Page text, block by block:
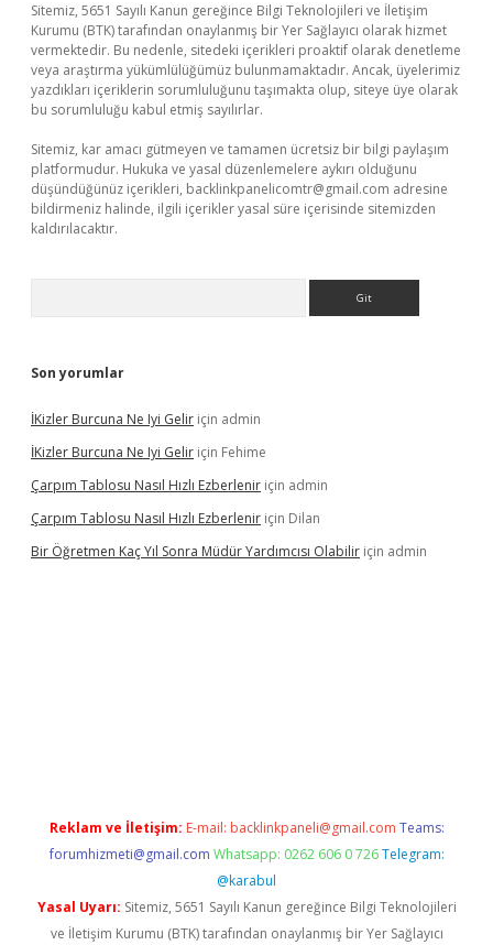
Sitemiz, 5651 Sayılı Kanun gereğince Bilgi Teknolojileri ve İletişim
Kurumu (BTK) tarafından onaylanmış bir Yer Sağlayıcı olarak hizmet
vermektedir. Bu nedenle, sitedeki içerikleri proaktif olarak denetleme
veya araştırma yükümlülüğümüz bulunmamaktadır. Ancak, üyelerimiz
yazdıkları içeriklerin sorumluluğunu taşımakta olup, siteye üye olarak
bu sorumluluğu kabul etmiş sayılırlar.
Sitemiz, kar amacı gütmeyen ve tamamen ücretsiz bir bilgi paylaşım
platformudur. Hukuka ve yasal düzenlemelere aykırı olduğunu
düşündüğünüz içerikleri, backlinkpanelicomtr@gmail.com adresine
bildirmeniz halinde, ilgili içerikler yasal süre içerisinde sitemizden
kaldırılacaktır.
Son yorumlar
İKizler Burcuna Ne Iyi Gelir için admin
İKizler Burcuna Ne Iyi Gelir için Fehime
Çarpım Tablosu Nasıl Hızlı Ezberlenir için admin
Çarpım Tablosu Nasıl Hızlı Ezberlenir için Dilan
Bir Öğretmen Kaç Yıl Sonra Müdür Yardımcısı Olabilir için admin
Reklam ve İletişim: E-mail: backlinkpaneli@gmail.com Teams:
forumhizmeti@gmail.com Whatsapp: 0262 606 0 726 Telegram:
@karabul
Yasal Uyarı: Sitemiz, 5651 Sayılı Kanun gereğince Bilgi Teknolojileri
ve İletişim Kurumu (BTK) tarafından onaylanmış bir Yer Sağlayıcı